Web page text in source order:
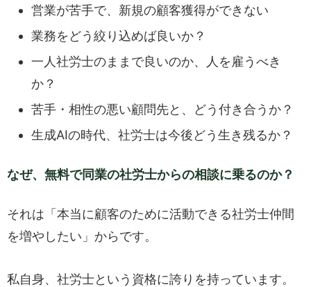
営業が苦手で、新規の顧客獲得ができない
業務をどう絞り込めば良いか？
一人社労士のままで良いのか、人を雇うべき
か？
苦手・相性の悪い顧問先と、どう付き合うか？
生成AIの時代、社労士は今後どう生き残るか？
なぜ、無料で同業の社労士からの相談に乗るのか？
それは「本当に顧客のために活動できる社労士仲間
を増やしたい」からです。
私自身、社労士という資格に誇りを持っています。